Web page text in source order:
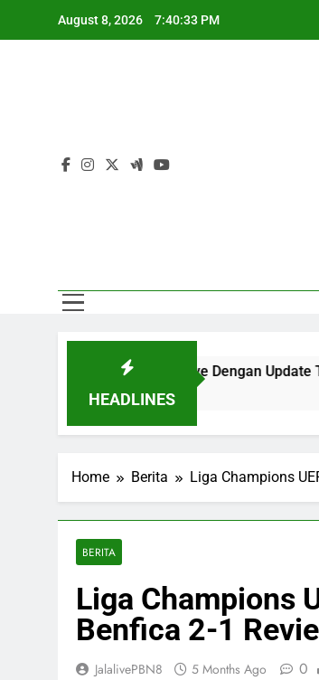
August 8, 2026 7:40:34 PM
HEADLINES
di Jalalive Dengan Update Terbaru Seputar
Home Berita Liga Champions
BERITA
Liga Champions
Benfica 2-1
JalalivePBN8 5 Months Ago 0